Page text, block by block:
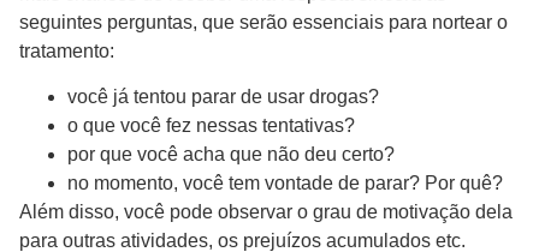
seguintes perguntas, que serão essenciais para nortear o
tratamento:
você já tentou parar de usar drogas?
o que você fez nessas tentativas?
por que você acha que não deu certo?
no momento, você tem vontade de parar? Por quê?
Além disso, você pode observar o grau de motivação dela
para outras atividades, os prejuízos acumulados etc.